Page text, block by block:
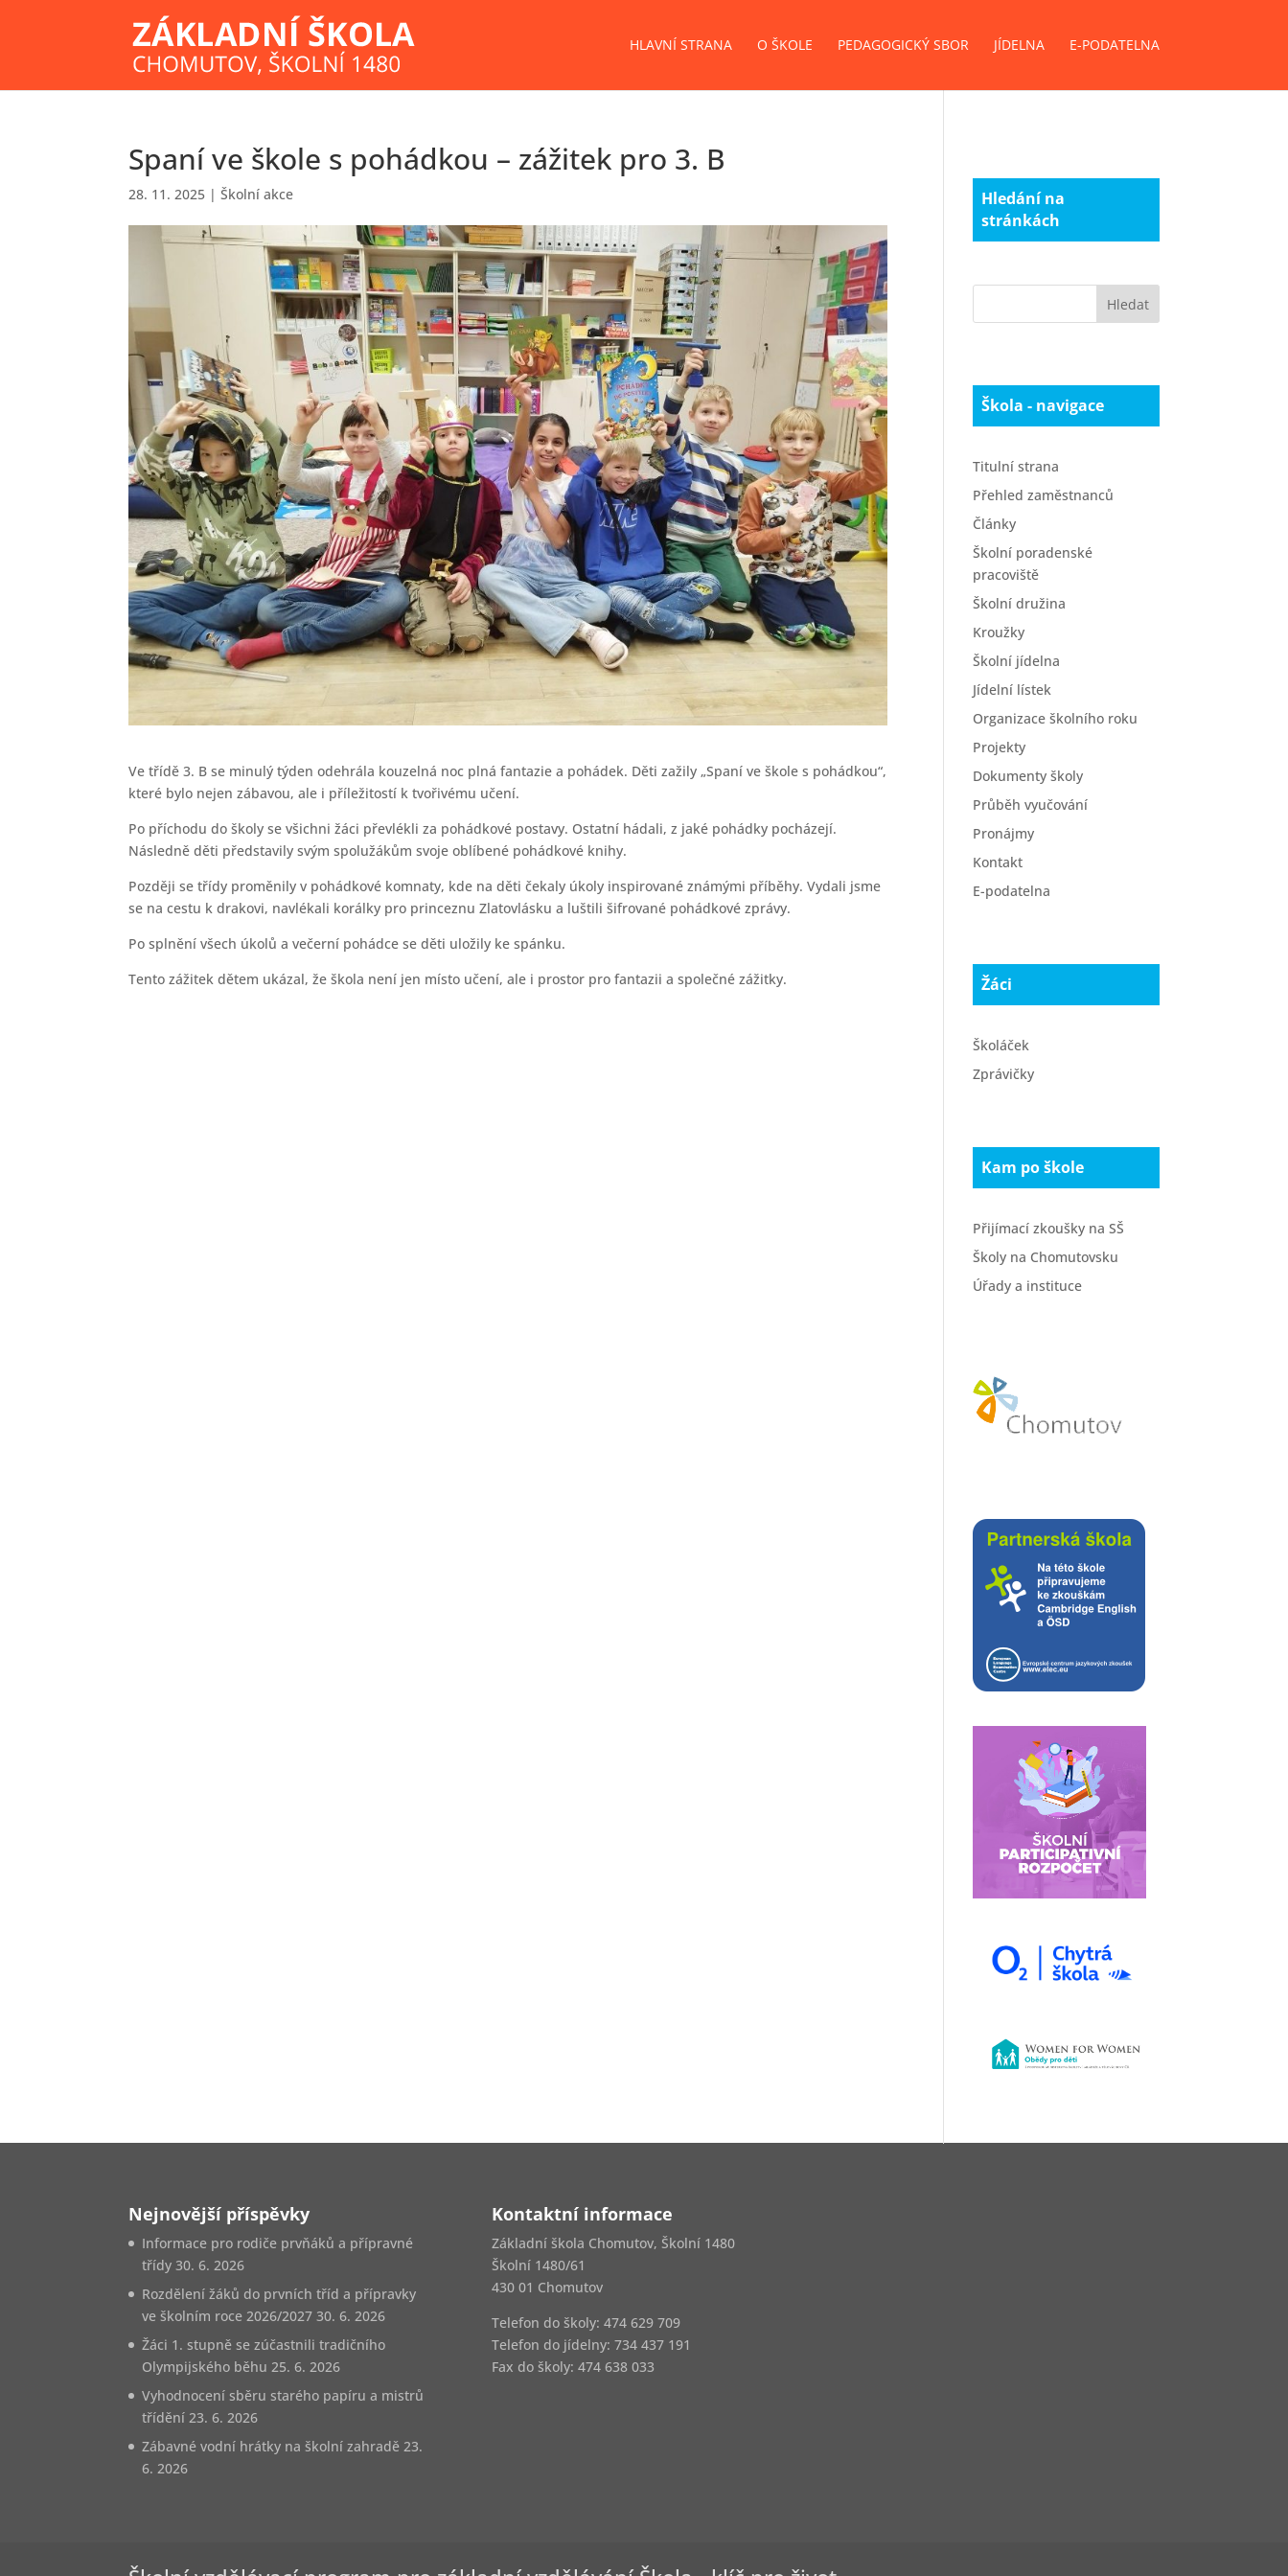
HLAVNÍ STRANA O ŠKOLE PEDAGOGICKÝ SBOR JÍDELNA E-PODATELNA
Spaní ve škole s pohádkou – zážitek pro 3. B
28. 11. 2025 |Školní akce
Ve třídě 3. B se minulý týden odehrála kouzelná noc plná fantazie a pohádek. Děti zažily „Spaní ve škole s pohádkou“,
které bylo nejen zábavou, ale i příležitostí k tvořivému učení.
Po příchodu do školy se všichni žáci převlékli za pohádkové postavy. Ostatní hádali, z jaké pohádky pocházejí.
Následně děti představily svým spolužákům svoje oblíbené pohádkové knihy.
Později se třídy proměnily v pohádkové komnaty, kde na děti čekaly úkoly inspirované známými příběhy. Vydali jsme
se na cestu k drakovi, navlékali korálky pro princeznu Zlatovlásku a luštili šifrované pohádkové zprávy.
Po splnění všech úkolů a večerní pohádce se děti uložily ke spánku.
Tento zážitek dětem ukázal, že škola není jen místo učení, ale i prostor pro fantazii a společné zážitky.
Hledání na
stránkách
Škola - navigace
Titulní strana
Přehled zaměstnanců
Články
Školní poradenské
pracoviště
Školní družina
Kroužky
Školní jídelna
Jídelní lístek
Organizace školního roku
Projekty
Dokumenty školy
Průběh vyučování
Pronájmy
Kontakt
E-podatelna
Žáci
Školáček
Zprávičky
Kam po škole
Přijímací zkoušky na SŠ
Školy na Chomutovsku
Úřady a instituce
Nejnovější příspěvky
Informace pro rodiče prvňáků a přípravné
třídy 30. 6. 2026
Rozdělení žáků do prvních tříd a přípravky
ve školním roce 2026/2027 30. 6. 2026
Žáci 1. stupně se zúčastnili tradičního
Olympijského běhu 25. 6. 2026
Vyhodnocení sběru starého papíru a mistrů
třídění 23. 6. 2026
Zábavné vodní hrátky na školní zahradě 23.
6. 2026
Kontaktní informace
Základní škola Chomutov, Školní 1480
Školní 1480/61
430 01 Chomutov
Telefon do školy: 474 629 709
Telefon do jídelny: 734 437 191
Fax do školy: 474 638 033